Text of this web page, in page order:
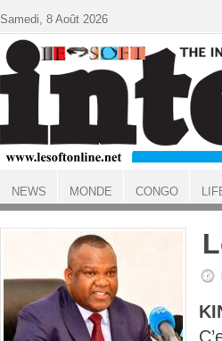
ACCUEIL
Samedi, 8 Août 2026
NEWS MONDE CONGO